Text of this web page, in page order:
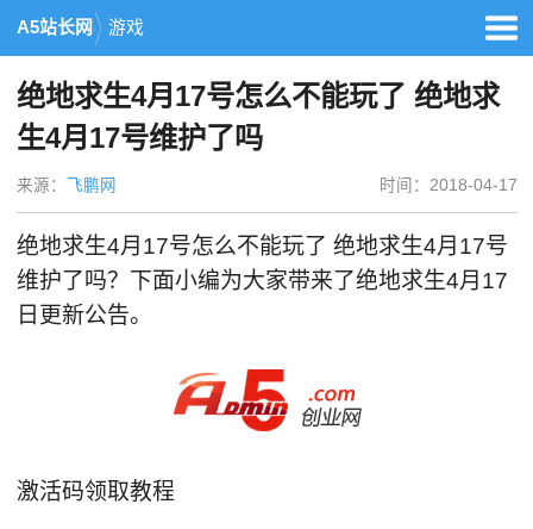
A5站长网 游戏
绝地求生4月17号怎么不能玩了 绝地求
生4月17号维护了吗
来源： 飞鹏网 时间：2018-04-17
绝地求生4月17号怎么不能玩了 绝地求生4月17号
维护了吗？下面小编为大家带来了绝地求生4月17
日更新公告。
激活码领取教程